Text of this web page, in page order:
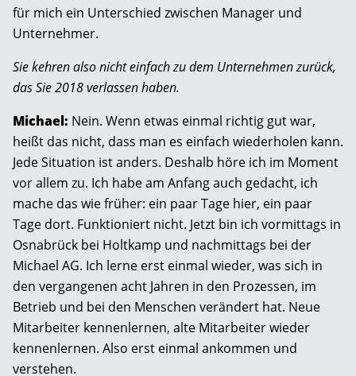
für mich ein Unterschied zwischen Manager und
Unternehmer.
Sie kehren also nicht einfach zu dem Unternehmen zurück,
das Sie 2018 verlassen haben.
Michael: Nein. Wenn etwas einmal richtig gut war,
heißt das nicht, dass man es einfach wiederholen kann.
Jede Situation ist anders. Deshalb höre ich im Moment
vor allem zu. Ich habe am Anfang auch gedacht, ich
mache das wie früher: ein paar Tage hier, ein paar
Tage dort. Funktioniert nicht. Jetzt bin ich vormittags in
Osnabrück bei Holtkamp und nachmittags bei der
Michael AG. Ich lerne erst einmal wieder, was sich in
den vergangenen acht Jahren in den Prozessen, im
Betrieb und bei den Menschen verändert hat. Neue
Mitarbeiter kennenlernen, alte Mitarbeiter wieder
kennenlernen. Also erst einmal ankommen und
verstehen.